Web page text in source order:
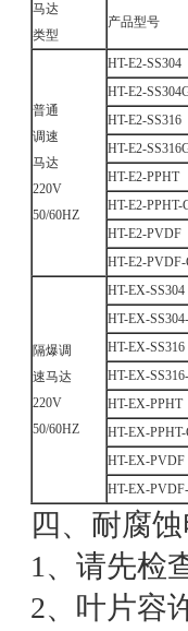
马达
类型
产品型号
普通
调速
马达
220V
50/60HZ
HT-E2-SS304
HT-E2-
HT-E2-SS316
HT-E2-
HT-E2-PPHT
HT-E2-PPHT-
HT-E2-PVDF
HT-E2-
隔爆调
速马达
220V
50/60HZ
HT-EX-SS304
HT-EX-
HT-EX-SS316
HT-EX-
HT-EX-PPHT
HT-EX-
HT-EX-PVDF
HT-EX-
四、耐腐
1、请先检
2、叶片容